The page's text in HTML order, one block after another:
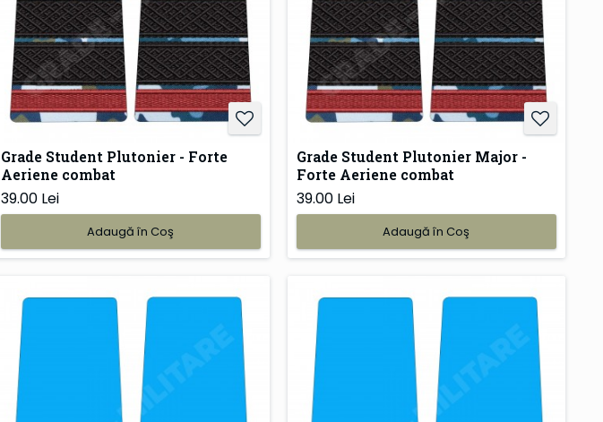
Grade Student Plutonier - Forte
Aeriene combat
39.00 Lei
Adaugă în Coş
Grade Student Plutonier Major -
Forte Aeriene combat
39.00 Lei
Adaugă în Coş